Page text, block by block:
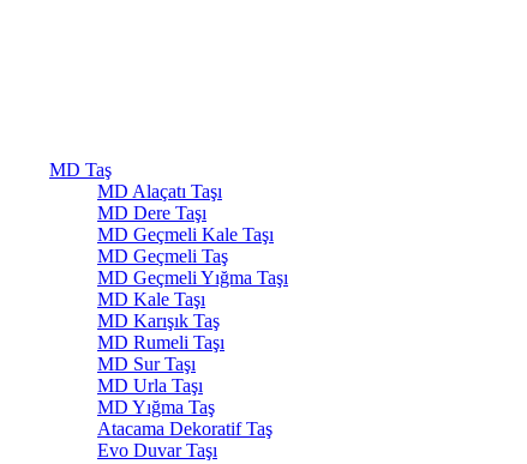
MD Taş
MD Alaçatı Taşı
MD Dere Taşı
MD Geçmeli Kale Taşı
MD Geçmeli Taş
MD Geçmeli Yığma Taşı
MD Kale Taşı
MD Karışık Taş
MD Rumeli Taşı
MD Sur Taşı
MD Urla Taşı
MD Yığma Taş
Atacama Dekoratif Taş
Evo Duvar Taşı